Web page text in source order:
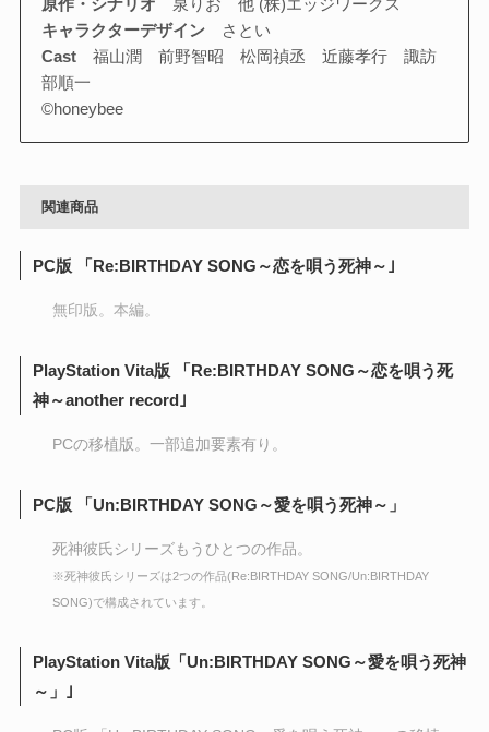
キャラクターデザイン
さとい
Cast福山潤 前野智昭 松岡禎丞 近藤孝行 諏訪
部順一
©honeybee
関連商品
PC版 「Re:BIRTHDAY SONG～恋を唄う死神～ ｣
無印版。本編。
PlayStation Vita版 「Re:BIRTHDAY SONG～恋を唄う死
神～another record｣
PCの移植版。一部追加要素有り。
PC版 「Un:BIRTHDAY SONG～愛を唄う死神～ 」
死神彼氏シリーズもうひとつの作品。
※死神彼氏シリーズは2つの作品(Re:BIRTHDAY SONG/Un:BIRTHDAY
SONG)で構成されています。
PlayStation Vita版「Un:BIRTHDAY SONG～愛を唄う死神
～ 」｣